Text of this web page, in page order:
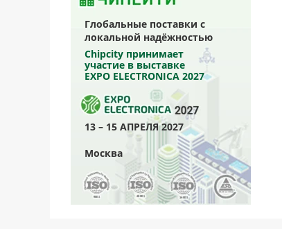
Глобальные поставки с
локальной надёжностью
Chipcity принимает
участие в выставке
EXPO ELECTRONICA 2027
13 – 15 АПРЕЛЯ 2027
Москва